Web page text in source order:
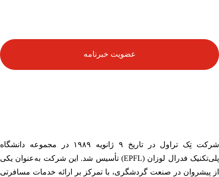
عضویت خبرنامه
شرکت تِک تراول در تاریخ ۹ ژانویه ۱۹۸۹ در مجموعه دانشگاه
پلی‌تکنیک فدرال لوزان (EPFL) تأسیس شد. این شرکت به‌عنوان یکی
پیشروان در صنعت گردشگری، با تمرکز بر ارائه خدمات مسافرتی